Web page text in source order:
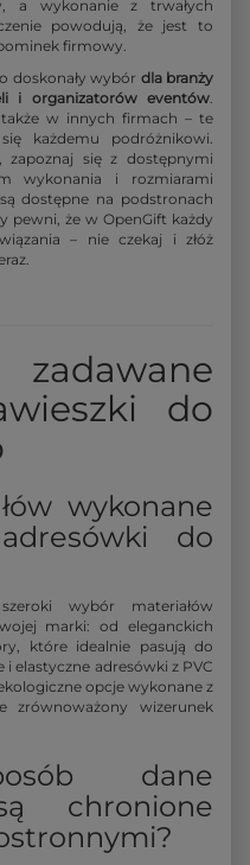
a wykonanie z trwałych
powodują, że jest to
firmowy.
doskonały wybór dla branży
i organizatorów eventów.
w innych firmach – te
każdemu podróżnikowi.
zapoznaj się z dostępnymi
wykonania i rozmiarami
dostępne na podstronach
pewni, że w OpenGift każdy
– nie czekaj i złóż
do
wykonane
do
wybór materiałów
marki: od eleganckich
które idealnie pasują do
elastyczne adresówki z PVC
opcje wykonane z
zrównoważony wizerunek
dane
chronione